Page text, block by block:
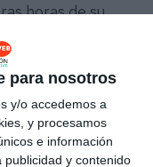
para nosotros
y/o accedemos a
y procesamos
e información
y contenido
horas de su
por el
más
central, en
de
de manera